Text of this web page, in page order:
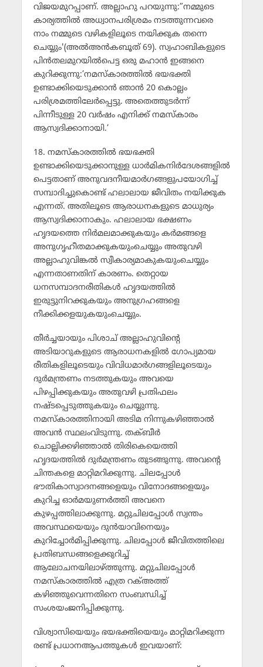
വിജയമുറപ്പാണ്. അല്ലാഹു പറയുന്നു:”നമ്മുടെ
കാര്യത്തില്‍ അധ്വാനപരിശ്രമം നടത്തുന്നവരെ
നാം നമ്മുടെ വഴികളിലൂടെ നയിക്കുക തന്നെ
ചെയ്യും'(അല്‍അന്‍കബൂത് 69). സ്വഹാബികളുടെ
പിന്‍തലമുറയില്‍പെട്ട ഒരു മഹാന്‍ ഇങ്ങനെ
കുറിക്കുന്നു:’നമസ്‌കാരത്തില്‍ ഭയഭക്തി
ഉണ്ടാക്കിയെടുക്കാന്‍ ഞാന്‍ 20 കൊല്ലം
പരിശ്രമത്തിലേര്‍പ്പെട്ടു. അതെത്തുടര്‍ന്ന്
പിന്നീടുള്ള 20 വര്‍ഷം എനിക്ക് നമസ്‌കാരം
ആസ്വദിക്കാനായി.’
18. നമസ്‌കാരത്തില്‍ ഭയഭക്തി
ഉണ്ടാക്കിയെടുക്കാനുള്ള ധാര്‍മികനിര്‍ദേശങ്ങളില്‍
പെട്ടതാണ് അനുവദനീയമാര്‍ഗങ്ങളുപയോഗിച്ച്
സമ്പാദിച്ചുകൊണ്ട് ഹലാലായ ജീവിതം നയിക്കുക
എന്നത്. അതിലൂടെ ആരാധനകളുടെ മാധുര്യം
ആസ്വദിക്കാനാകും. ഹലാലായ ഭക്ഷണം
ഹൃദയത്തെ നിര്‍മലമാക്കുകയും കര്‍മങ്ങളെ
അനുഗൃഹീതമാക്കുകയുംചെയ്യും അതുവഴി
അല്ലാഹുവിങ്കല്‍ സ്വീകാര്യമാകുകയുംചെയ്യും
എന്നതാണതിന് കാരണം. തെറ്റായ
ധനസമ്പാദനരീതികള്‍ ഹൃദയത്തില്‍
ഇരുട്ടുനിറക്കുകയും അനുഗ്രഹങ്ങളെ
നീക്കിക്കളയുകയുംചെയ്യും.
തീര്‍ച്ചയായും പിശാച് അല്ലാഹുവിന്റെ
അടിയാറുകളുടെ ആരാധനകളില്‍ ഗോപ്യമായ
രീതികളിലൂടെയും വിവിധമാര്‍ഗങ്ങളിലൂടെയും
ദുര്‍മന്ത്രണം നടത്തുകയും അവയെ
പിഴപ്പിക്കുകയും അതുവഴി പ്രതിഫലം
നഷ്ടപ്പെടുത്തുകയും ചെയ്യുന്നു.
നമസ്‌കാരത്തിനായി അടിമ നിന്നുകഴിഞ്ഞാല്‍
അവന്‍ സ്ഥലംവിടുന്നു. തക്ബീര്‍
ചൊല്ലിക്കഴിഞ്ഞാല്‍ തിരികെയെത്തി
ഹൃദയത്തില്‍ ദുര്‍മന്ത്രണം തുടങ്ങുന്നു. അവന്റെ
ചിന്തകളെ മാറ്റിമറിക്കുന്നു. ചിലപ്പോള്‍
ഭൗതികാസ്വാദനങ്ങളെയും വിനോദങ്ങളെയും
കുറിച്ച ഓര്‍മയുണര്‍ത്തി അവനെ
കുഴപ്പത്തിലാക്കുന്നു. മറ്റുചിലപ്പോള്‍ സ്വന്തം
അവസ്ഥയെയും ദുന്‍യാവിനെയും
കുറിച്ചോര്‍മിപ്പിക്കുന്നു. ചിലപ്പോള്‍ ജീവിതത്തിലെ
പ്രതിബന്ധങ്ങളെക്കുറിച്ച്
ആലോചനയിലാഴ്ത്തുന്നു. മറ്റുചിലപ്പോള്‍
നമസ്‌കാരത്തില്‍ എത്ര റക്അത്ത്
കഴിഞ്ഞുവെന്നതിനെ സംബന്ധിച്ച്
സംശയംജനിപ്പിക്കുന്നു.
വിശ്വാസിയെയും ഭയഭക്തിയെയും മാറ്റിമറിക്കുന്ന
രണ്ട് പ്രധാനആപത്തുകള്‍ ഇവയാണ്: